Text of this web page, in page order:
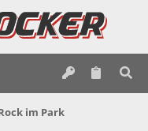
im Park